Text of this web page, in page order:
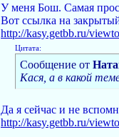
У меня Бош. Самая
Вот ссылка на
http://kasy.getbb.ru/
Цитата:
Сообщение от
Кася, а в какой
Да я сейчас и не
http://kasy.getbb.ru/